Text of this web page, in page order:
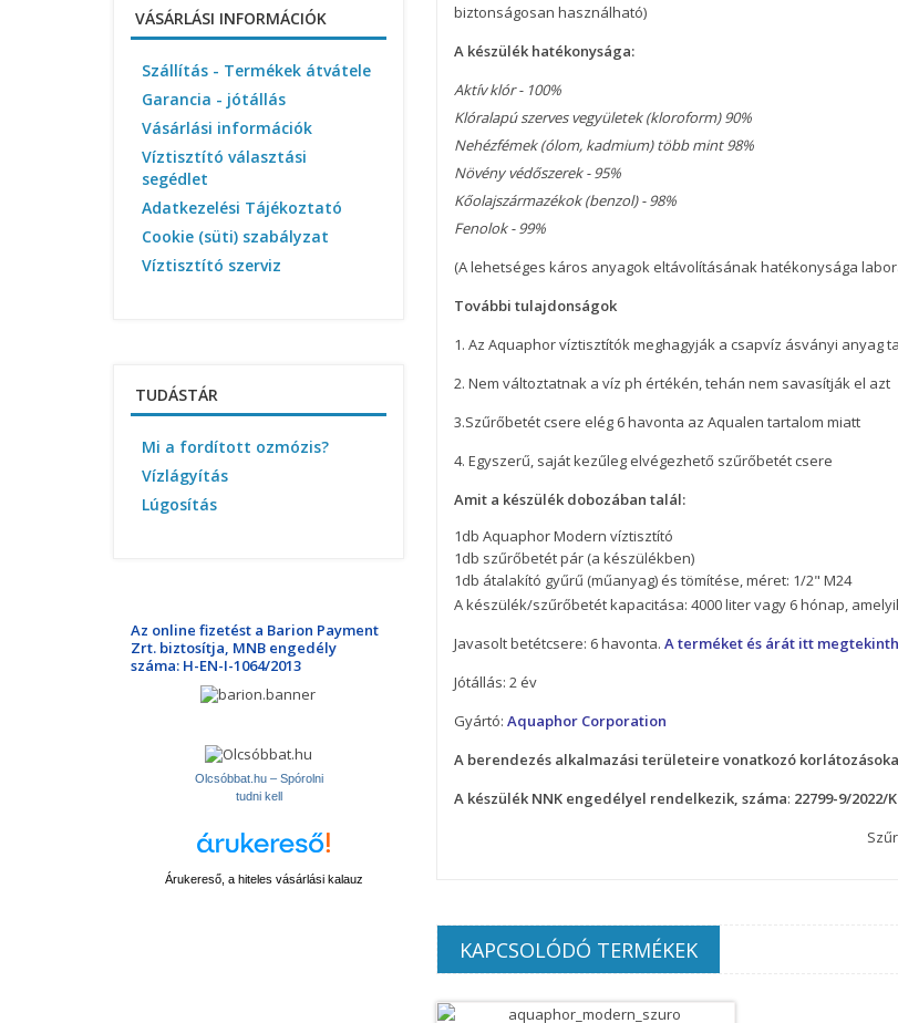
VÁSÁRLÁSI INFORMÁCIÓK
Szállítás - Termékek átvátele
Garancia - jótállás
Vásárlási információk
Víztisztító választási
segédlet
Adatkezelési Tájékoztató
Cookie (süti) szabályzat
Víztisztító szerviz
TUDÁSTÁR
Mi a fordított ozmózis?
Vízlágyítás
Lúgosítás
Az online fizetést a Barion Payment
Zrt. biztosítja, MNB engedély
száma: H-EN-I-1064/2013
Olcsóbbat.hu – Spórolni
tudni kell
Árukereső, a hiteles vásárlási kalauz
biztonságosan használható)
A készülék hatékonysága:
Aktív klór - 100%
Klóralapú szerves vegyületek (kloroform) 90%
Nehézfémek (ólom, kadmium) több mint 98%
Növény védőszerek - 95%
Kőolajszármazékok (benzol) - 98%
Fenolok - 99%
(A lehetséges káros anyagok eltávolításának hatékonysága
További tulajdonságok
1. Az Aquaphor víztisztítók meghagyják a csapvíz ásványi anyag
2. Nem változtatnak a víz ph értékén, tehán nem savasítják el azt
3.Szűrőbetét csere elég 6 havonta az Aqualen tartalom miatt
4. Egyszerű, saját kezűleg elvégezhető szűrőbetét csere
Amit a készülék dobozában talál:
1db Aquaphor Modern víztisztító
1db szűrőbetét pár (a készülékben)
1db átalakító gyűrű (műanyag) és tömítése, méret: 1/2" M24
A készülék/szűrőbetét kapacitása: 4000 liter vagy 6 hónap,
Javasolt betétcsere: 6 havonta.A terméket és árát itt
Jótállás: 2 év
Gyártó:Aquaphor Corporation
A berendezés alkalmazási területeire vonatkozó
A készülék NNK engedélyel rendelkezik, száma: 22799-9/2022/
KAPCSOLÓDÓ TERMÉKEK